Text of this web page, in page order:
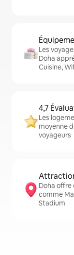
Les
Doha
Cuisine,
4,7
Les
moyenne
voyageurs
Doha
comme
Stadium